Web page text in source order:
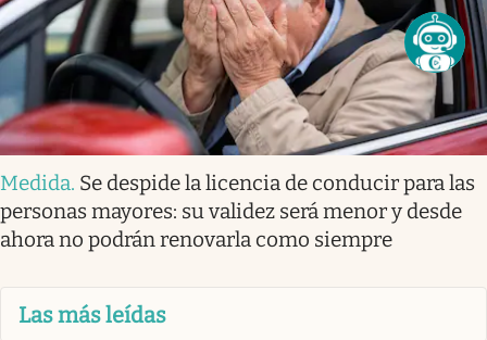
Medida. Se despide la licencia de conducir para las
personas mayores: su validez será menor y desde
ahora no podrán renovarla como siempre
Las más leídas